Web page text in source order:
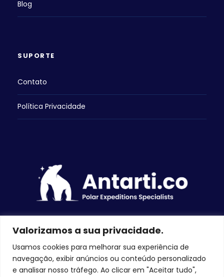
Valorizamos a sua privacidade.
Usamos cookies para melhorar sua experiência de
navegação, exibir anúncios ou conteúdo personalizado
e analisar nosso tráfego. Ao clicar em "Aceitar tudo",
Blog
SUPORTE
Contato
Política Privacidade
DIREITOS RESERVADOS 2026 ANTARTI.CO – SITE
DESENVOLVIDO POR LAFE CREATIVE